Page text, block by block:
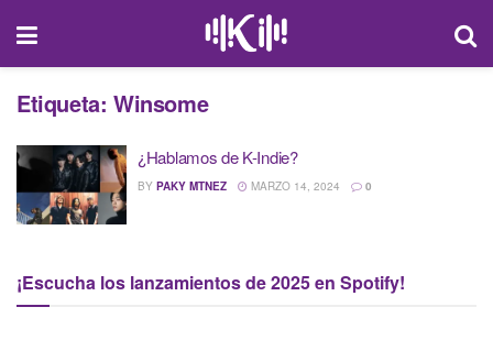
Etiqueta: Winsome
¿Hablamos de K-Indie?
BY PAKY MTNEZ MARZO 14, 2024 0
¡Escucha los lanzamientos de 2025 en Spotify!